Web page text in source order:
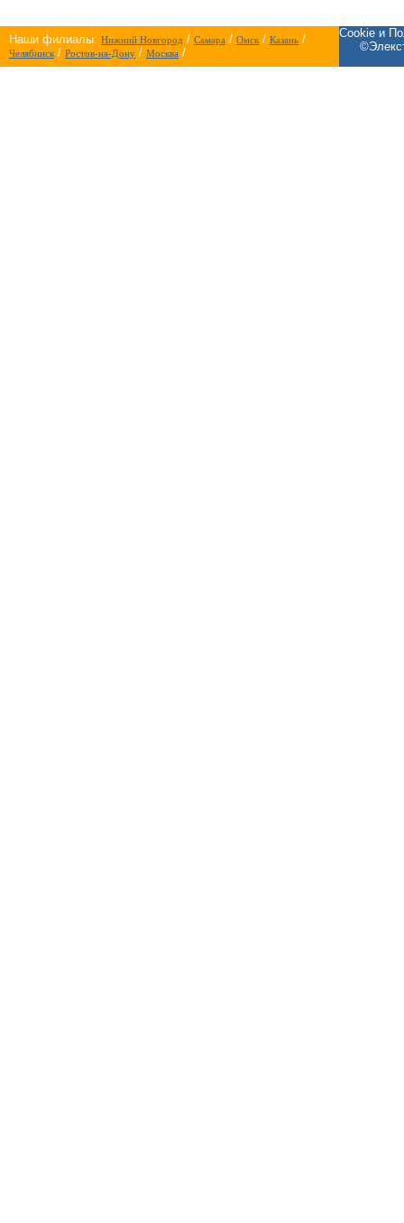
Наши филиалы: Нижний Новгород / Самара / Омск/ Казань /
Челябинск/ Ростов-на-Дону / Москва /
Cookie и